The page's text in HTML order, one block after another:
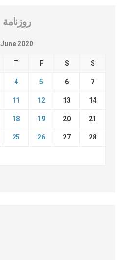
روزنامة
June 2020
T F S S
4 5 6 7
11 12 13 14
18 19 20 21
25 26 27 28